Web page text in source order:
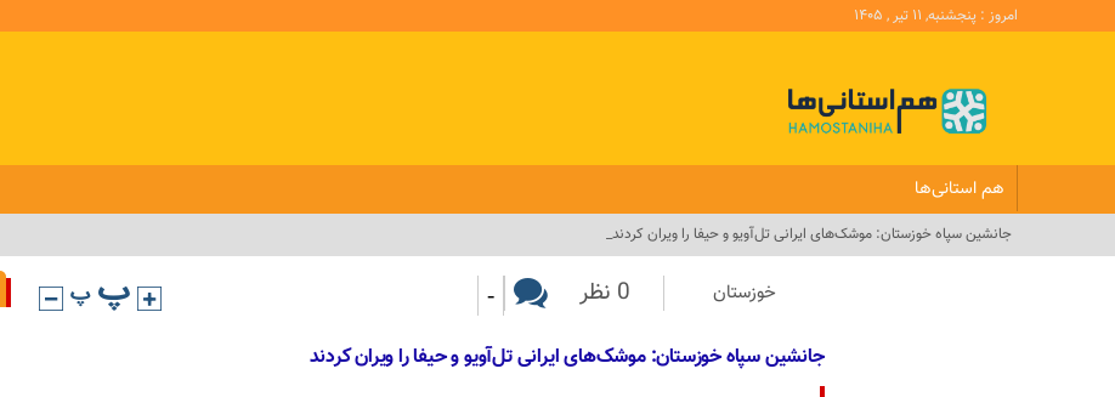
امروز : پنجشنبه, ۱۱ تیر , ۱۴۰۵
هم استانی‌ها
جانشین سپاه خوزستان: موشک‌های ایرانی تل‌آویو و حیفا را ویران کردند_
خوزستان 0 نظر -
جانشین سپاه خوزستان: موشک‌های ایرانی تل‌آویو و حیفا را ویران کردند